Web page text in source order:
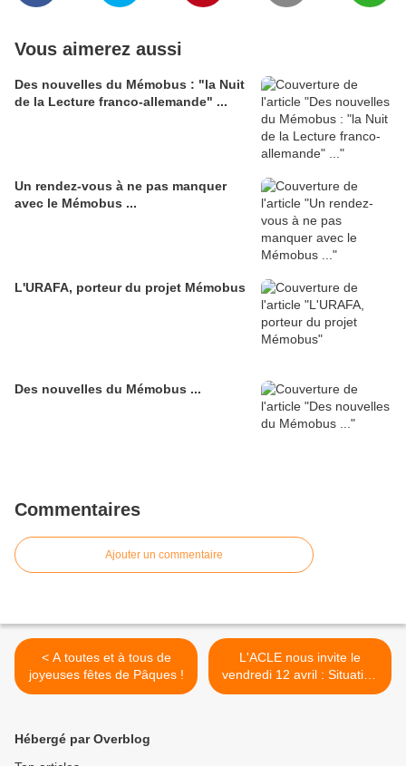
Vous aimerez aussi
Des nouvelles du Mémobus : "la Nuit
de la Lecture franco-allemande" ...
Un rendez-vous à ne pas manquer
avec le Mémobus ...
L'URAFA, porteur du projet Mémobus
Des nouvelles du Mémobus ...
Commentaires
Ajouter un commentaire
< A toutes et à tous de
joyeuses fêtes de Pâques !
L'ACLE nous invite le
vendredi 12 avril : Situation
électorale inédite en
Hébergé par Overblog